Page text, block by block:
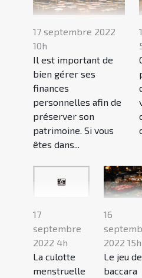
17 septembre 2022
10h
Il est important de
bien gérer ses
finances
personnelles afin de
préserver son
patrimoine. Si vous
êtes dans...
17
septembre
2022 4h
La culotte
menstruelle
16
2022 15h
Le jeu de
baccara